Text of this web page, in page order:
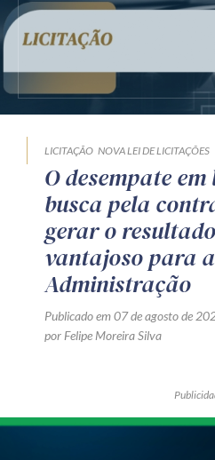
LICITAÇÃO NOVA LEI DE LICITAÇÕES
O desempate
busca pela
gerar o
vantajoso para a
Administração
Publicado em 07 de agosto de
por Felipe Moreira Silva